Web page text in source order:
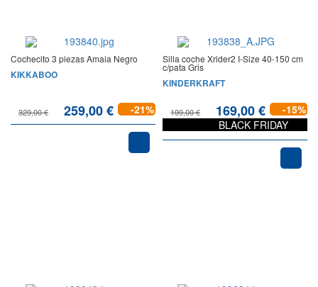
Cochecito 3 piezas Amaia Negro
KIKKABOO
329,00 € 259,00 € -21%
Silla coche Xrider2 I-Size 40-150 cm
c/pata Gris
KINDERKRAFT
199,00 € 169,00 €
-15%
BLACK FRIDAY